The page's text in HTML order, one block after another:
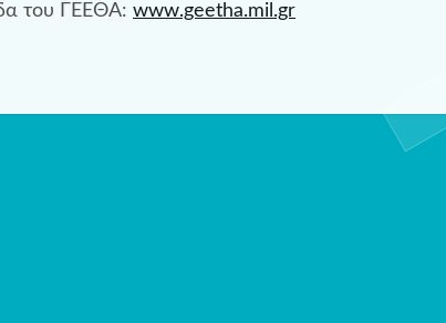
του ΓΕΕΘΑ: www.geetha.mil.gr